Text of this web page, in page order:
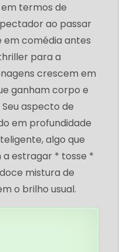
termos de
ao passar
em comédia antes
para a
crescem em
ganham corpo e
aspecto de
em profundidade
algo que
estragar * tosse *
doce mistura de
o brilho usual.